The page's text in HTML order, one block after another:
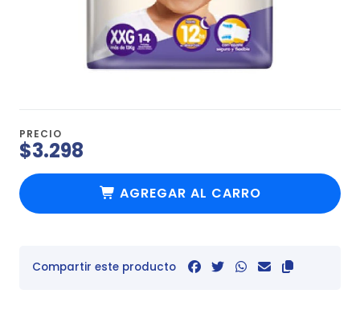
PRECIO
$3.298
AGREGAR AL CARRO
Compartir este producto